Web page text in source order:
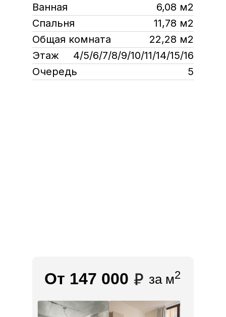
Ванная
6,08 м2
Спальня
11,78 м2
Общая комната
22,28 м2
Этаж
4/5/6/7/8/9/10/11/14/15/16
Очередь
5
От 147 000 за м2